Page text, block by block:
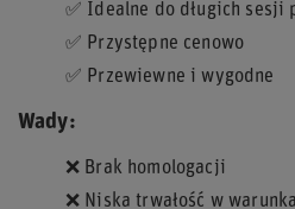
✅ Idealne do długich sesji
✅ Przystępne cenowo
✅ Przewiewne i wygodne
Wady:
❌ Brak homologacji
❌ Niska trwałość w